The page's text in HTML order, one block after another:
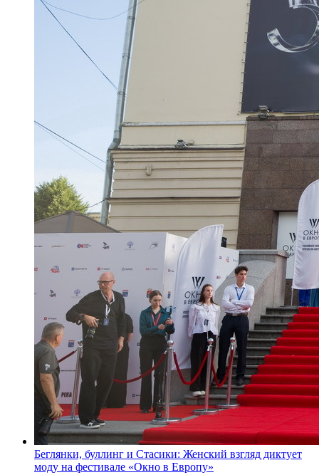
Беглянки, буллинг и Стасики: Женский взгляд диктует
моду на фестивале «Окно в Европу»